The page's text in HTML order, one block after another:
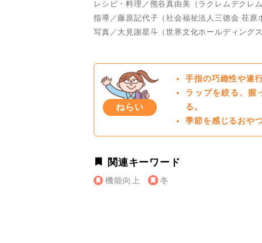
レシピ・料理／熊谷真由美（ラクレムデクレ
指導／藤原記代子（社会福祉法人三徳会 荏原
写真／大見謝星斗（世界文化ホールディング
ねらい
手指の巧緻性や遂
ラップを絞る、握
る。
季節を感じるおや
関連キーワード
機能向上 冬